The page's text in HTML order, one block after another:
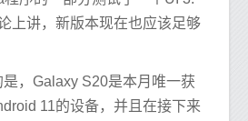
上讲，新版本现在也应该足够
，Galaxy S20是本月唯一获
11的设备，并且在接下来